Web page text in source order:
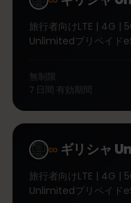
旅行者向けLTE | 4G |
Unlimitedプリペイド
無制限
7 日間 有効期間
∞ ギリシャ
旅行者向けLTE | 4G |
Unlimitedプリペイド